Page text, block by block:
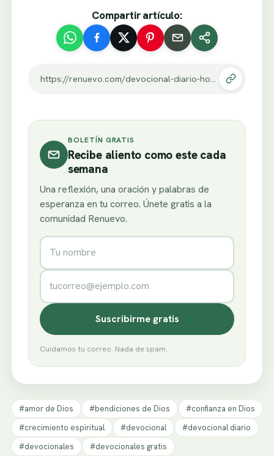
Compartir artículo:
https://renuevo.com/devocional-diario-hoy-no-olvidare-que-vivo-por-la-gracia-de-dios.html
BOLETÍN GRATIS
Recibe aliento como este cada
semana
Una reflexión, una oración y palabras de
esperanza en tu correo. Únete gratis a la
comunidad Renuevo.
Nombre
Correo electrónico
Suscribirme gratis
Cuidamos tu correo. Nada de spam.
#amor de Dios #bendiciones de Dios
#confianza en Dios
#crecimiento espiritual
#devocional
#devocional diario
#devocionales
#devocionales gratis